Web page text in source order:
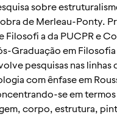
sobre
de Merleau-Ponty.
Filosofi a da PUCPR e
Graduação em Filosofia
pesquisas nas linhas
com ênfase em
se em
corpo, estrutura,